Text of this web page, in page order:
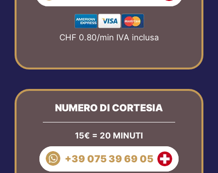
CHF 0.80/min IVA inclusa
NUMERO DI CORTESIA
15€ = 20 MINUTI
+39 075 39 69 05